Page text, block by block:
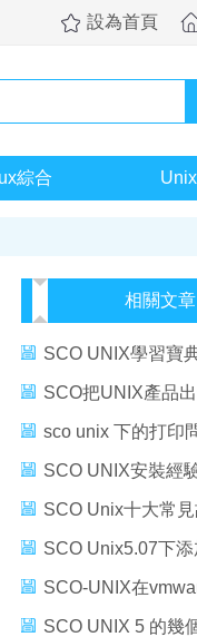
設為首頁
綜合
相關文章
SCO UNIX學習寶
SCO把UNIX產品
sco unix 下的打印
SCO UNIX安裝經
SCO Unix十大常
SCO Unix5.07下
SCO-UNIX在
SCO UNIX 5 的幾